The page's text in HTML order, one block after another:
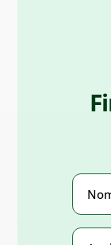
Nombre
Apellido